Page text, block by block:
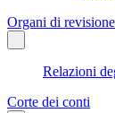
Organi di
Relazioni
Corte dei conti